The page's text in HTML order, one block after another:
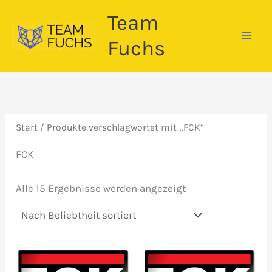
Inhalt
springen
Team
Fuchs
Start / Produkte verschlagwortet mit „FCK“
FCK
Alle 15 Ergebnisse werden angezeigtNach